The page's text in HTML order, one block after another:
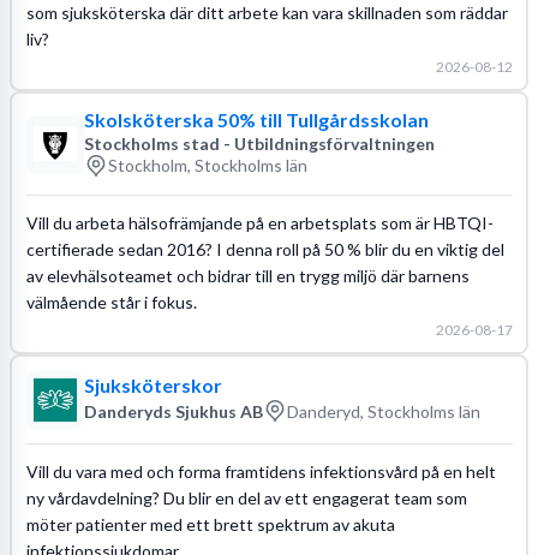
som sjuksköterska där ditt arbete kan vara skillnaden som räddar
liv?
2026-08-12
Skolsköterska 50% till Tullgårdsskolan
Stockholms stad - Utbildningsförvaltningen
Stockholm, Stockholms län
Vill du arbeta hälsofrämjande på en arbetsplats som är HBTQI-
certifierade sedan 2016? I denna roll på 50 % blir du en viktig del
av elevhälsoteamet och bidrar till en trygg miljö där barnens
välmående står i fokus.
2026-08-17
Sjuksköterskor
Danderyds Sjukhus AB Danderyd, Stockholms län
Vill du vara med och forma framtidens infektionsvård på en helt
ny vårdavdelning? Du blir en del av ett engagerat team som
möter patienter med ett brett spektrum av akuta
infektionssjukdomar.